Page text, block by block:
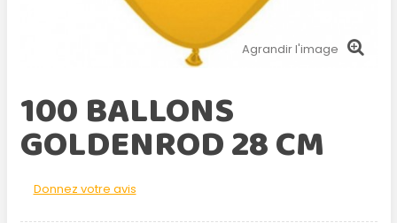
Agrandir l'image
100 BALLONS
GOLDENROD 28 CM
Donnez votre avis